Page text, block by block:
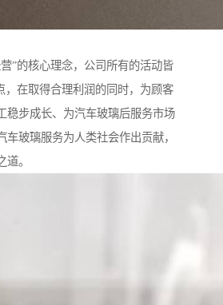
”的核心理念，公司所有的活动皆
，在取得合理利润的同时，为顾客
稳步成长、为汽车玻璃后服务市场
车玻璃服务为人类社会作出贡献，
。